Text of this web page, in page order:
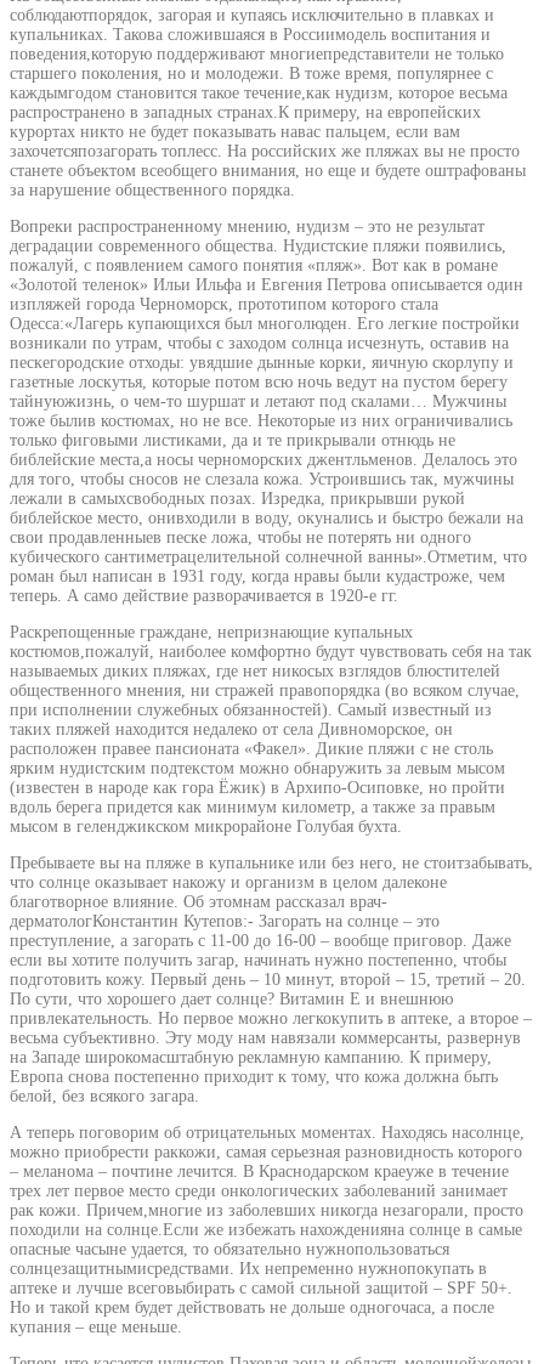
соблюдаютпорядок, загорая и купаясь исключительно в плавках и
купальниках. Такова сложившаяся в Россиимодель воспитания и
поведения,которую поддерживают многиепредставители не только
старшего поколения, но и молодежи. В тоже время, популярнее с
каждымгодом становится такое течение,как нудизм, которое весьма
распространено в западных странах.К примеру, на европейских
курортах никто не будет показывать навас пальцем, если вам
захочетсяпозагорать топлесс. На российских же пляжах вы не просто
станете объектом всеобщего внимания, но еще и будете оштрафованы
за нарушение общественного порядка.
Вопреки распространенному мнению, нудизм – это не результат
деградации современного общества. Нудистские пляжи появились,
пожалуй, с появлением самого понятия «пляж». Вот как в романе
«Золотой теленок» Ильи Ильфа и Евгения Петрова описывается один
изпляжей города Черноморск, прототипом которого стала
Одесса:«Лагерь купающихся был многолюден. Его легкие постройки
возникали по утрам, чтобы с заходом солнца исчезнуть, оставив на
пескегородские отходы: увядшие дынные корки, яичную скорлупу и
газетные лоскутья, которые потом всю ночь ведут на пустом берегу
тайнуюжизнь, о чем-то шуршат и летают под скалами… Мужчины
тоже былив костюмах, но не все. Некоторые из них ограничивались
только фиговыми листиками, да и те прикрывали отнюдь не
библейские места,а носы черноморских джентльменов. Делалось это
для того, чтобы сносов не слезала кожа. Устроившись так, мужчины
лежали в самыхсвободных позах. Изредка, прикрывши рукой
библейское место, онивходили в воду, окунались и быстро бежали на
свои продавленныев песке ложа, чтобы не потерять ни одного
кубического сантиметрацелительной солнечной ванны».Отметим, что
роман был написан в 1931 году, когда нравы были кудастроже, чем
теперь. А само действие разворачивается в 1920-е гг.
Раскрепощенные граждане, непризнающие купальных
костюмов,пожалуй, наиболее комфортно будут чувствовать себя на так
называемых диких пляжах, где нет никосых взглядов блюстителей
общественного мнения, ни стражей правопорядка (во всяком случае,
при исполнении служебных обязанностей). Самый известный из
таких пляжей находится недалеко от села Дивноморское, он
расположен правее пансионата «Факел». Дикие пляжи с не столь
ярким нудистским подтекстом можно обнаружить за левым мысом
(известен в народе как гора Ёжик) в Архипо-Осиповке, но пройти
вдоль берега придется как минимум километр, а также за правым
мысом в геленджикском микрорайоне Голубая бухта.
Пребываете вы на пляже в купальнике или без него, не стоитзабывать,
что солнце оказывает накожу и организм в целом далеконе
благотворное влияние. Об этомнам рассказал врач-
дерматологКонстантин Кутепов:- Загорать на солнце – это
преступление, а загорать с 11-00 до 16-00 – вообще приговор. Даже
если вы хотите получить загар, начинать нужно постепенно, чтобы
подготовить кожу. Первый день – 10 минут, второй – 15, третий – 20.
По сути, что хорошего дает солнце? Витамин Е и внешнюю
привлекательность. Но первое можно легкокупить в аптеке, а второе –
весьма субъективно. Эту моду нам навязали коммерсанты, развернув
на Западе широкомасштабную рекламную кампанию. К примеру,
Европа снова постепенно приходит к тому, что кожа должна быть
белой, без всякого загара.
А теперь поговорим об отрицательных моментах. Находясь насолнце,
можно приобрести раккожи, самая серьезная разновидность которого
– меланома – почтине лечится. В Краснодарском краеуже в течение
трех лет первое место среди онкологических заболеваний занимает
рак кожи. Причем,многие из заболевших никогда незагорали, просто
походили на солнце.Если же избежать нахожденияна солнце в самые
опасные часыне удается, то обязательно нужнопользоваться
солнцезащитнымисредствами. Их непременно нужнопокупать в
аптеке и лучше всеговыбирать с самой сильной защитой – SPF 50+.
Но и такой крем будет действовать не дольше одногочаса, а после
купания – еще меньше.